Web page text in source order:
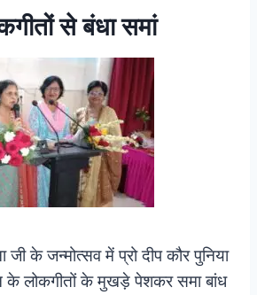
से बंधा समां
जी के जन्मोत्सव में प्रो दीप कौर पुनिया
के लोकगीतों के मुखड़े पेशकर समा बांध